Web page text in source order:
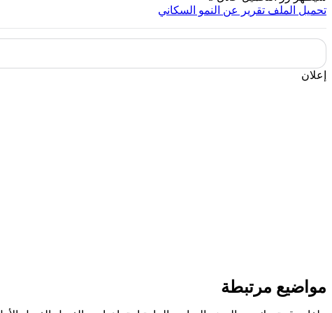
تحميل الملف تقرير عن النمو السكاني
إعلان
مواضيع مرتبطة